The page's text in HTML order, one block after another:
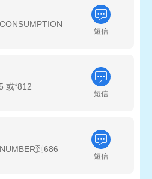
短信
或*812
短信
到686
短信